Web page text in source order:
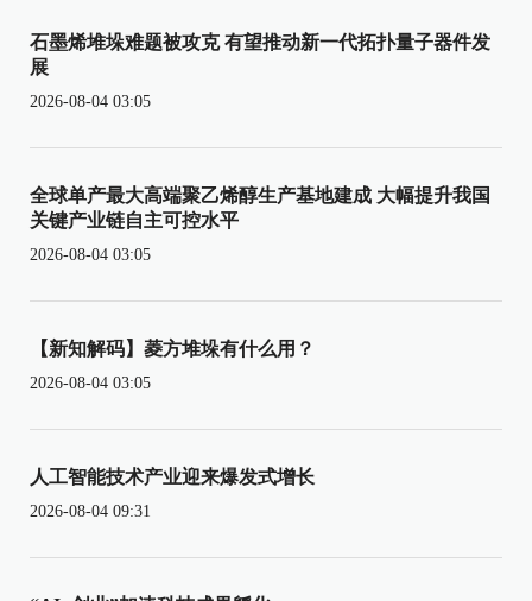
石墨烯堆垛难题被攻克 有望推动新一代拓扑量子器件发
展
2026-08-04 03:05
全球单产最大高端聚乙烯醇生产基地建成 大幅提升我国
关键产业链自主可控水平
2026-08-04 03:05
【新知解码】菱方堆垛有什么用？
2026-08-04 03:05
人工智能技术产业迎来爆发式增长
2026-08-04 09:31